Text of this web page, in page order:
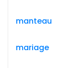
manteau
mariage